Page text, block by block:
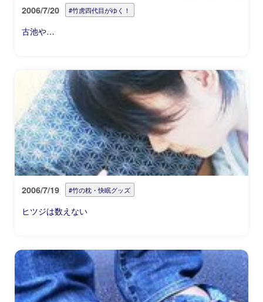
2006/7/20 #竹虎四代目がゆく！
古池や…
2006/7/19 #竹の枕・快眠グッズ
ヒツジは数えない